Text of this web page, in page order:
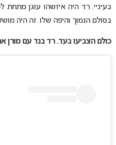
בעיניי. רד היה איזשהו עוגן
בסולם הנמוך והיפה שלו. זה היה
כולם הצביעו בעד. רד בנד עם מורן